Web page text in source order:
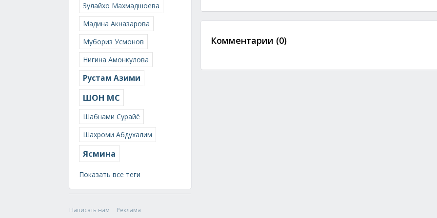
Зулайхо Махмадшоева
Мадина Акназарова
Мубориз Усмонов
Нигина Амонкулова
Рустам Азими
ШОН МС
Шабнами Сурайё
Шахроми Абдухалим
Ясмина
Показать все теги
Написать нам
Реклама
Комментарии (0)